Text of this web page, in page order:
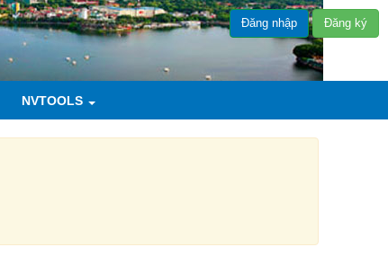
Đăng nhập Đăng ký
NVTOOLS